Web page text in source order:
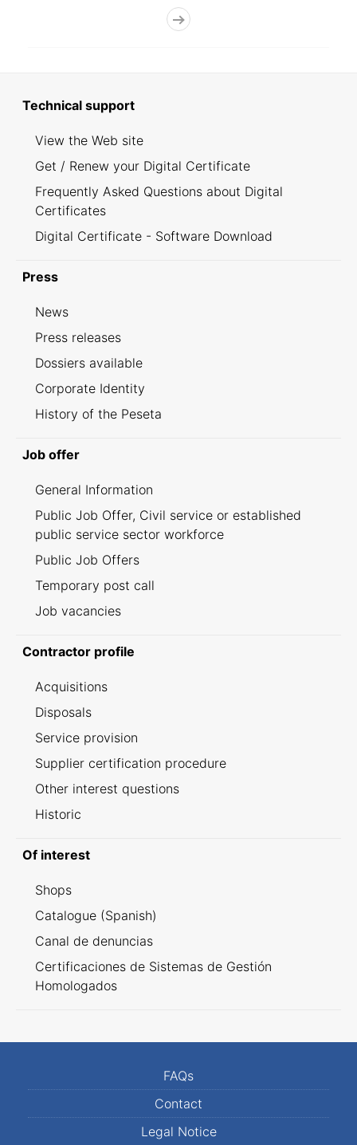
Technical support
View the Web site
Get / Renew your Digital Certificate
Frequently Asked Questions about Digital
Certificates
Digital Certificate - Software Download
Press
News
Press releases
Dossiers available
Corporate Identity
History of the Peseta
Job offer
General Information
Public Job Offer, Civil service or established
public service sector workforce
Public Job Offers
Temporary post call
Job vacancies
Contractor profile
Acquisitions
Disposals
Service provision
Supplier certification procedure
Other interest questions
Historic
Of interest
Shops
Catalogue (Spanish)
Canal de denuncias
Certificaciones de Sistemas de Gestión
Homologados
FAQs
Contact
Legal Notice